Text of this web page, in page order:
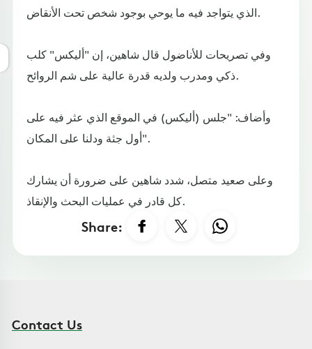
الذي يتواجد فيه ما يوحي بوجود شخص تحت الأنقاض.
وفي تصريحات للأناضول قال شاهين، إن "أليكس" كلب
ذكي ومدرب ولديه قدرة عالية على شم الروائح.
وأضاف: "جلس (أليكس) في الموقع الذي عثر فيه على
أول جثة ودلنا على المكان".
وعلى صعيد متصل، شدد شاهين على ضرورة أن يشارك
كل قادر في عمليات البحث والإنقاذ.
Share:
Contact Us